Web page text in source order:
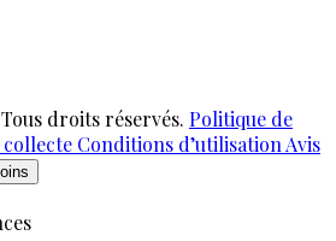
droits réservés. Politique de
collecte Conditions d’utilisationAvis